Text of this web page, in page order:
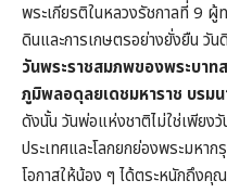
พระเกียรติในหลวงรัชกาลที่ 9
ดินและการเกษตรอย่างยั่งยืน วั
วันพระราชสมภพของพระบาท
ภูมิพลอดุลยเดชมหาราช บรม
ดังนั้น วันพ่อแห่งชาติไม่ใช่เพียง
ประเทศและโลกยกย่องพระมหา
โอกาสให้น้อง ๆ ได้ตระหนักถึง